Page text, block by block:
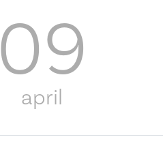
09
april